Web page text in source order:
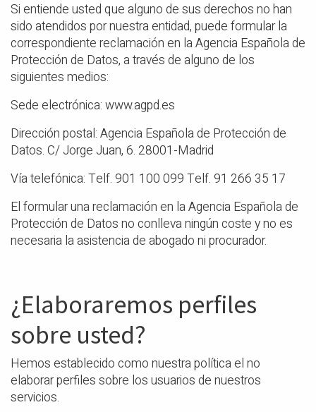
Si entiende usted que alguno de sus derechos no han
sido atendidos por nuestra entidad, puede formular la
correspondiente reclamación en la Agencia Española de
Protección de Datos, a través de alguno de los
siguientes medios:
Sede electrónica: www.agpd.es
Dirección postal: Agencia Española de Protección de
Datos. C/ Jorge Juan, 6. 28001-Madrid
Vía telefónica: Telf. 901 100 099 Telf. 91 266 35 17
El formular una reclamación en la Agencia Española de
Protección de Datos no conlleva ningún coste y no es
necesaria la asistencia de abogado ni procurador.
¿Elaboraremos perfiles
sobre usted?
Hemos establecido como nuestra política el no
elaborar perfiles sobre los usuarios de nuestros
servicios.